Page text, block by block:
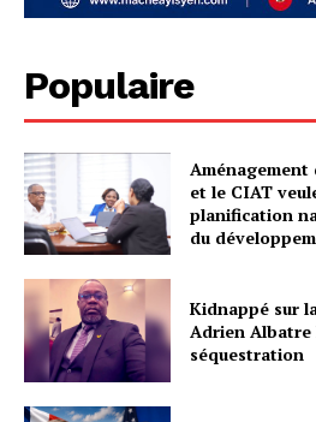
Populaire
et le CIAT
planification
du
Kidnappé sur
Adrien Albatre
séquestration